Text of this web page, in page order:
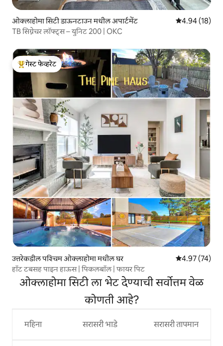
ओक्लाहोमा सिटी डाऊनटाउन मधील अपार्टमेंट 5 पैकी 4.94
4.94 (18)
TB सिग्नेचर लॉफ्ट्स – युनिट 200 | OKC
टॉप गेस्ट फेव्हरेट
गेस्ट फेव्हरेट
उत्तरेकडील पश्चिम ओक्लाहोमा मधील घर 5 पैकी 4.97
4.97 (74)
हॉट टबसह पाइन हाऊस | पिकलबॉल | फायर पिट
ओक्लाहोमा सिटी ला भेट देण्याची सर्वोत्तम वेळ
कोणती आहे?
महिना सरासरी भाडे सरासरी तापमान